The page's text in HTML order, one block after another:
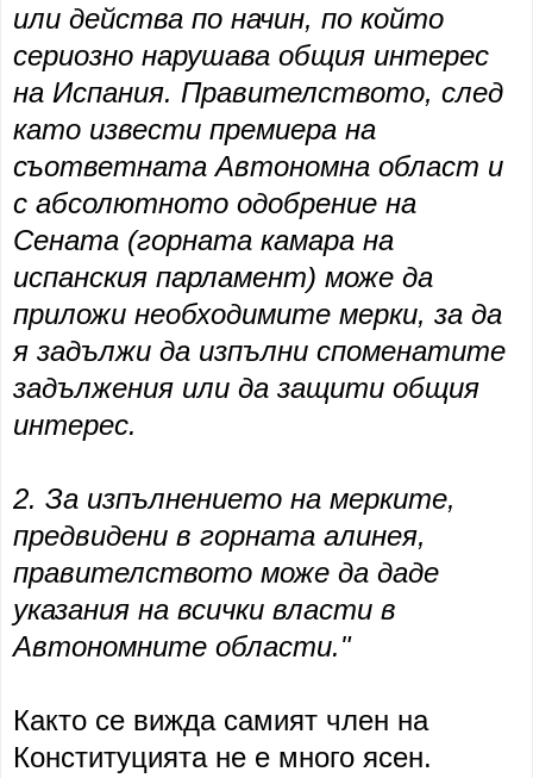
или действа по начин, по който
сериозно нарушава общия интерес
на Испания. Правителството, след
като извести премиера на
съответната Автономна област и
с абсолютното одобрение на
Сената (горната камара на
испанския парламент) може да
приложи необходимите мерки, за да
я задължи да изпълни споменатите
задължения или да защити общия
интерес.
2. За изпълнението на мерките,
предвидени в горната алинея,
правителството може да даде
указания на всички власти в
Автономните области."
Както се вижда самият член на
Конституцията не е много ясен.